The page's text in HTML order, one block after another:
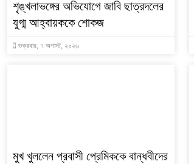
শৃঙ্খলাভঙ্গের অভিযোগে জাবি ছাত্রদলের
যুগ্ম আহ্বায়ককে শোকজ
শুক্রবার, ৭ অগাস্ট, ২০২৬
মুখ খুললেন প্রবাসী প্রেমিককে বান্ধবীদের